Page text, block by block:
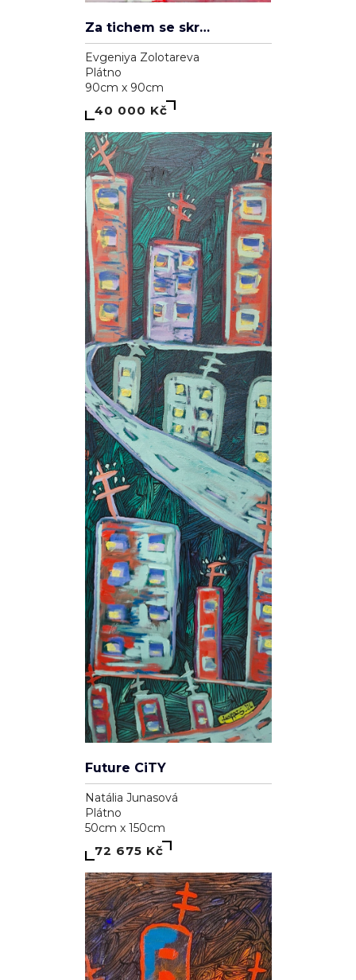
Za tichem se skrývá hluk
Evgeniya Zolotareva
Plátno
90cm x 90cm
40 000 Kč
Future CiTY
Natália Junasová
Plátno
50cm x 150cm
72 675 Kč